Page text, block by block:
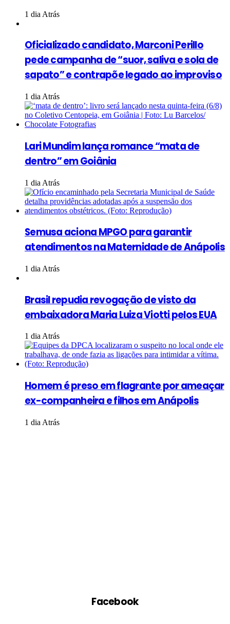
1 dia Atrás
Oficializado candidato, Marconi Perillo
pede campanha de “suor, saliva e sola de
sapato” e contrapõe legado ao improviso
1 dia Atrás
Lari Mundim lança romance “mata de
dentro” em Goiânia
1 dia Atrás
Semusa aciona MPGO para garantir
atendimentos na Maternidade de Anápolis
1 dia Atrás
Brasil repudia revogação de visto da
embaixadora Maria Luiza Viotti pelos EUA
1 dia Atrás
Homem é preso em flagrante por ameaçar
ex-companheira e filhos em Anápolis
1 dia Atrás
Facebook